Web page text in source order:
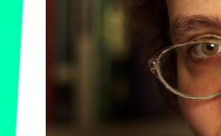
BMC NEMZETKÖZI
CIMBALOMVERSENY